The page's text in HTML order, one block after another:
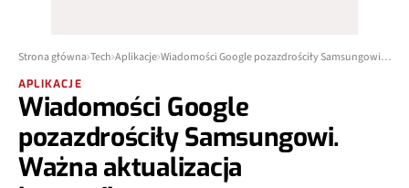
Strona główna Tech Aplikacje Wiadomości Google pozazdrościły Samsungowi. Ważna aktualizacja komunikatora
APLIKACJE
Wiadomości Google
pozazdrościły Samsungowi.
Ważna aktualizacja